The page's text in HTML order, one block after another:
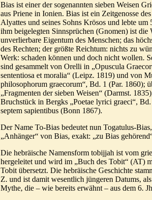
Bias ist einer der sogenannten sieben Weisen
aus Priene in Ionien. Bias ist ein Zeitgenosse
Alyattes und seines Sohns Krösos und lebte um
ihm beigelegten Sinnsprüchen (Gnomen) ist die
unverlierbare Eigentum des Menschen; das
des Rechten; der größte Reichtum: nichts zu
Werk: schaden können und doch nicht wollen.
sind gesammelt von Orelli in „Opuscula
sententiosa et moralia“ (Leipz. 1819) und von
philosophorum graecorum“, Bd. 1 (Par. 1860);
„Fragmenten der sieben Weisen“ (Darmst.
Bruchstück in Bergks „Poetae lyrici graeci“,
septem sapientibus (Bonn 1867).
Der Name To-Bias bedeutet nun Togatulus-
„Anhänger“ von Bias, exakt: „zu Bias
Die hebräische Namensform tobijjah ist vom
hergeleitet und wird im „Buch des Tobit“ (AT)
Tobit übersetzt. Die hebräische Geschichte
Z. und ist damit wesentlich jüngeren Datums,
Mythe, die – wie bereits erwähnt – aus dem 6.